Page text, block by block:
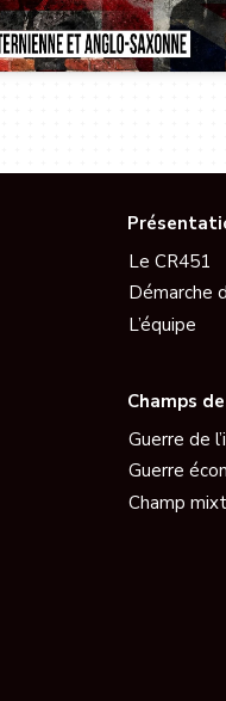
Le CR451
Démarche
L’équipe
Champs
Guerre de
Guerre
Champ